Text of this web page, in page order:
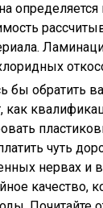
бы обратить
чуть
нервах и
качество,